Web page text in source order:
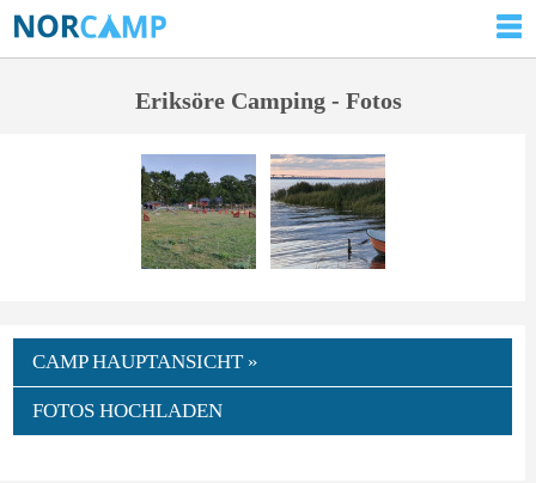
Eriksöre Camping - Fotos
CAMP HAUPTANSICHT »
FOTOS HOCHLADEN